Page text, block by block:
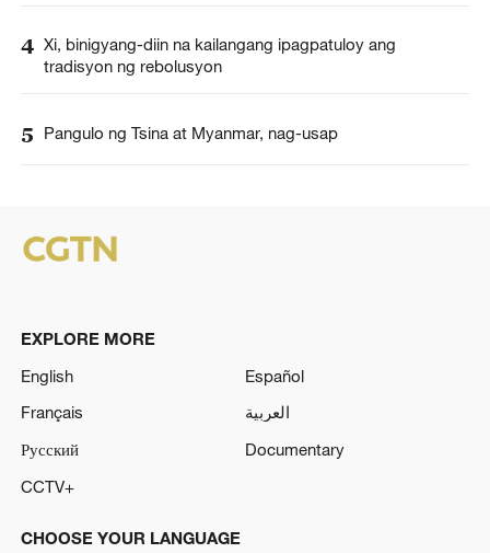
4 Xi, binigyang-diin na kailangang ipagpatuloy ang
tradisyon ng rebolusyon
5 Pangulo ng Tsina at Myanmar, nag-usap
EXPLORE MORE
English
Español
Français
العربية
Русский
Documentary
CCTV+
CHOOSE YOUR LANGUAGE